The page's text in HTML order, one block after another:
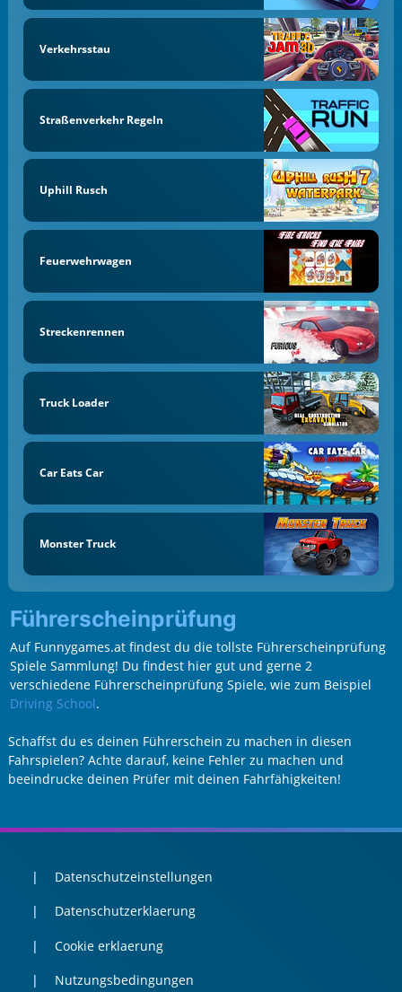
Verkehrsstau
Straßenverkehr Regeln
Uphill Rusch
Feuerwehrwagen
Streckenrennen
Truck Loader
Car Eats Car
Monster Truck
Führerscheinprüfung
Auf Funnygames.at findest du die tollste Führerscheinprüfung
Spiele Sammlung! Du findest hier gut und gerne 2
verschiedene Führerscheinprüfung Spiele, wie zum Beispiel
Driving School.
Schaffst du es deinen Führerschein zu machen in diesen
Fahrspielen? Achte darauf, keine Fehler zu machen und
beeindrucke deinen Prüfer mit deinen Fahrfähigkeiten!
Datenschutzeinstellungen
Datenschutzerklaerung
Cookie erklaerung
Nutzungsbedingungen